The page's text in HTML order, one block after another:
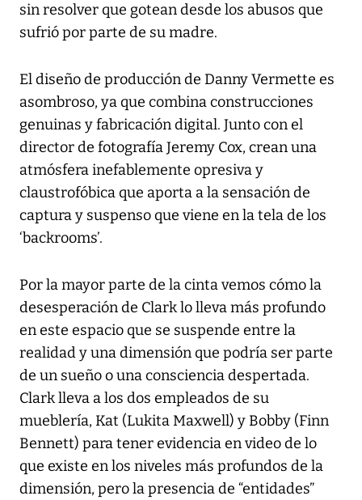
sin resolver que gotean desde los abusos que
sufrió por parte de su madre.
El diseño de producción de Danny Vermette es
asombroso, ya que combina construcciones
genuinas y fabricación digital. Junto con el
director de fotografía Jeremy Cox, crean una
atmósfera inefablemente opresiva y
claustrofóbica que aporta a la sensación de
captura y suspenso que viene en la tela de los
‘backrooms’.
Por la mayor parte de la cinta vemos cómo la
desesperación de Clark lo lleva más profundo
en este espacio que se suspende entre la
realidad y una dimensión que podría ser parte
de un sueño o una consciencia despertada.
Clark lleva a los dos empleados de su
mueblería, Kat (Lukita Maxwell) y Bobby (Finn
Bennett) para tener evidencia en video de lo
que existe en los niveles más profundos de la
dimensión, pero la presencia de “entidades”